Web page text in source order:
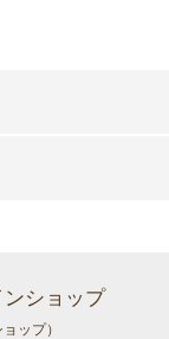
ショップ
ップ）